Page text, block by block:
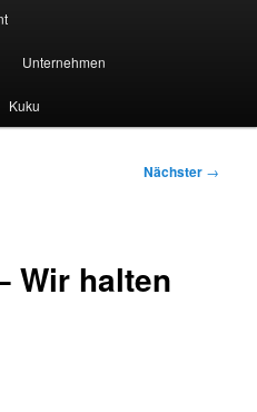
Unternehmen
Kuku
Nächster →
Wir halten